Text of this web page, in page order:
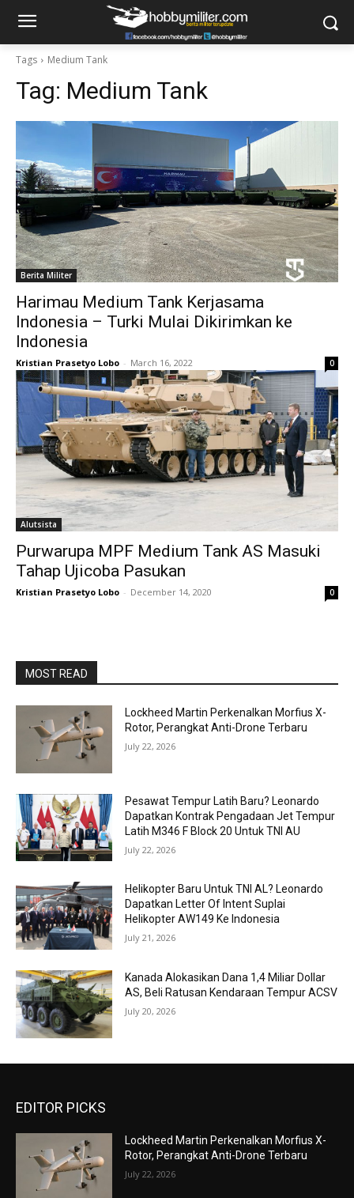
Tags Medium Tank
Tag: Medium Tank
Berita Militer
Harimau Medium Tank Kerjasama
Indonesia – Turki Mulai Dikirimkan ke
Indonesia
Kristian Prasetyo Lobo - March 16, 2022 0
Alutsista
Purwarupa MPF Medium Tank AS Masuki
Tahap Ujicoba Pasukan
Kristian Prasetyo Lobo - December 14, 2020 0
MOST READ
Lockheed Martin Perkenalkan Morfius X-
Rotor, Perangkat Anti-Drone Terbaru
July 22, 2026
Pesawat Tempur Latih Baru? Leonardo
Dapatkan Kontrak Pengadaan Jet Tempur
Latih M346 F Block 20 Untuk TNI AU
July 22, 2026
Helikopter Baru Untuk TNI AL? Leonardo
Dapatkan Letter Of Intent Suplai
Helikopter AW149 Ke Indonesia
July 21, 2026
Kanada Alokasikan Dana 1,4 Miliar Dollar
AS, Beli Ratusan Kendaraan Tempur ACSV
July 20, 2026
EDITOR PICKS
Lockheed Martin Perkenalkan Morfius X-
Rotor, Perangkat Anti-Drone Terbaru
July 22, 2026